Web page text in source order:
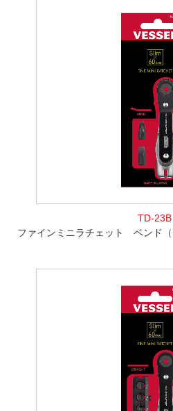
TD-23B
ファインミニラチェット ベンド